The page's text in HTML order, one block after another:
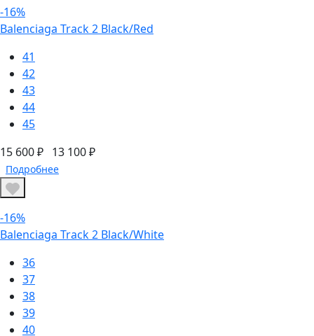
-16%
Balenciaga Track 2 Black/Red
41
42
43
44
45
15 600 ₽ 13 100 ₽
Подробнее
-16%
Balenciaga Track 2 Black/White
36
37
38
39
40